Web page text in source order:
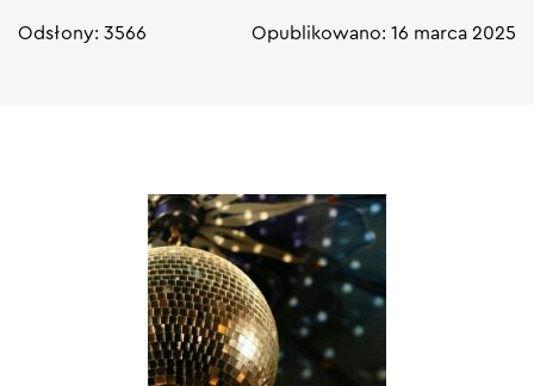
Odsłony: 3566 Opublikowano: 16 marca 2025